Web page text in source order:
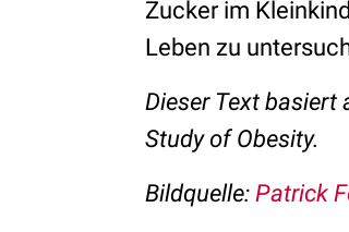
Zucker im
Leben zu
Dieser Text basiert
Study of Obesity.
Bildquelle: Patrick